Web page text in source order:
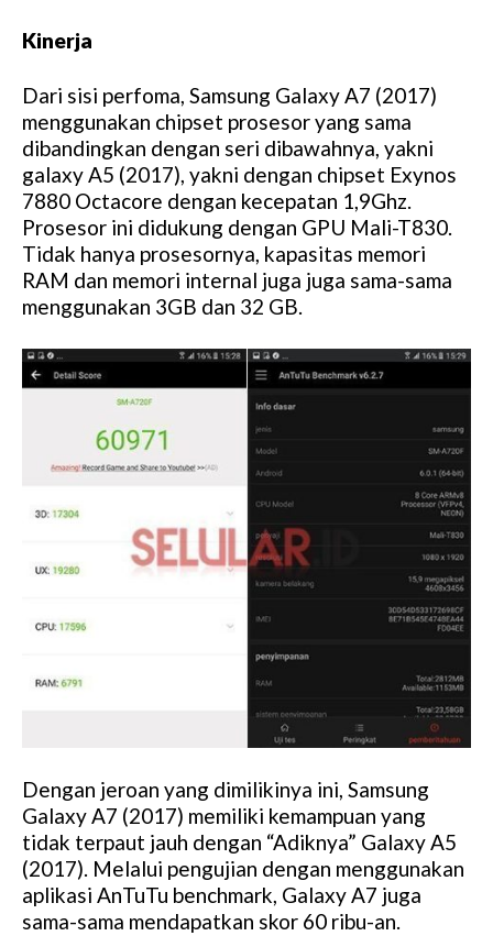
Kinerja
Dari sisi perfoma, Samsung Galaxy A7 (2017)
menggunakan chipset prosesor yang sama
dibandingkan dengan seri dibawahnya, yakni
galaxy A5 (2017), yakni dengan chipset Exynos
7880 Octacore dengan kecepatan 1,9Ghz.
Prosesor ini didukung dengan GPU Mali-T830.
Tidak hanya prosesornya, kapasitas memori
RAM dan memori internal juga juga sama-sama
menggunakan 3GB dan 32 GB.
Dengan jeroan yang dimilikinya ini, Samsung
Galaxy A7 (2017) memiliki kemampuan yang
tidak terpaut jauh dengan “Adiknya” Galaxy A5
(2017). Melalui pengujian dengan menggunakan
aplikasi AnTuTu benchmark, Galaxy A7 juga
sama-sama mendapatkan skor 60 ribu-an.